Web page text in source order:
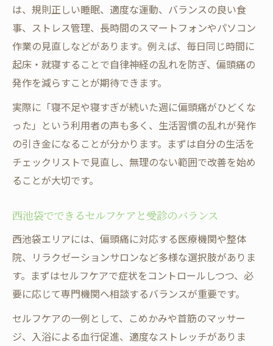
は、規則正しい睡眠、適度な運動、バランスの良い食
事、ストレス管理、長時間のスマートフォンやパソコン
作業の見直しなどがあります。例えば、毎日同じ時間に
起床・就寝することで自律神経の乱れを防ぎ、偏頭痛の
発作を減らすことが期待できます。
実際に「寝不足や寝すぎが続いた週に偏頭痛がひどくな
った」という利用者の声も多く、生活習慣の乱れが発作
の引き金になることが分かります。まずは自分の生活を
チェックリストで見直し、無理のない範囲で改善を始め
ることが大切です。
西池袋でできるセルフケアと受診のバランス
西池袋エリアには、偏頭痛に対応する医療機関や整体
院、リラクゼーションサロンなど多様な選択肢がありま
す。まずはセルフケアで症状をコントロールしつつ、必
要に応じて専門機関へ相談するバランスが重要です。
セルフケアの一例として、こめかみや首筋のマッサー
ジ、入浴による血行促進、適度なストレッチがありま